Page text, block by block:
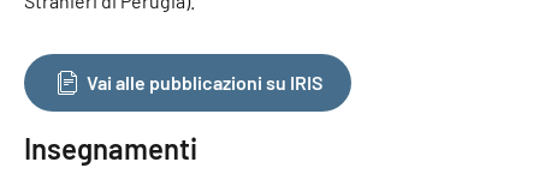
Vai alle pubblicazioni su IRIS
Insegnamenti